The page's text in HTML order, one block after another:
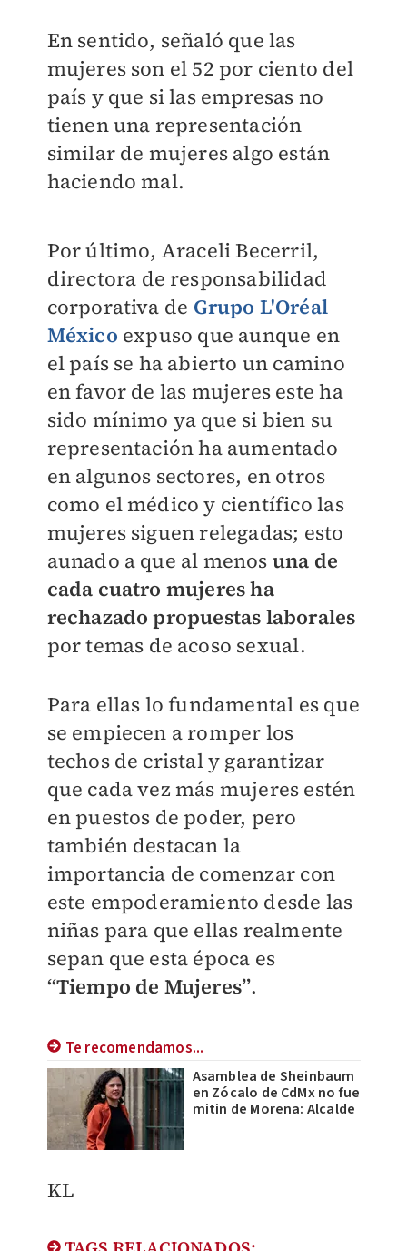
En sentido, señaló que las
mujeres son el 52 por ciento del
país y que si las empresas no
tienen una representación
similar de mujeres algo están
haciendo mal.
Por último, Araceli Becerril,
directora de responsabilidad
corporativa de Grupo L'Oréal
México expuso que aunque en
el país se ha abierto un camino
en favor de las mujeres este ha
sido mínimo ya que si bien su
representación ha aumentado
en algunos sectores, en otros
como el médico y científico las
mujeres siguen relegadas; esto
aunado a que al menos una de
cada cuatro mujeres ha
rechazado propuestas laborales
por temas de acoso sexual.
Para ellas lo fundamental es que
se empiecen a romper los
techos de cristal y garantizar
que cada vez más mujeres estén
en puestos de poder, pero
también destacan la
importancia de comenzar con
este empoderamiento desde las
niñas para que ellas realmente
sepan que esta época es
“Tiempo de Mujeres”.
Te recomendamos...
Asamblea de Sheinbaum
en Zócalo de CdMx no fue
mitin de Morena: Alcalde
KL